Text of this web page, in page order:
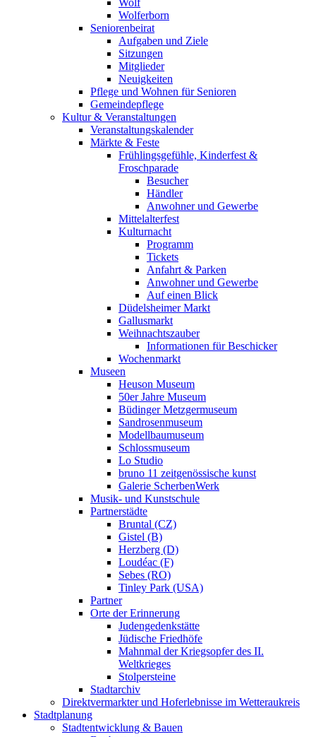
Wolf
Wolferborn
Seniorenbeirat
Aufgaben und Ziele
Sitzungen
Mitglieder
Neuigkeiten
Pflege und Wohnen für Senioren
Gemeindepflege
Kultur & Veranstaltungen
Veranstaltungskalender
Märkte & Feste
Frühlingsgefühle, Kinderfest &
Froschparade
Besucher
Händler
Anwohner und Gewerbe
Mittelalterfest
Kulturnacht
Programm
Tickets
Anfahrt & Parken
Anwohner und Gewerbe
Auf einen Blick
Düdelsheimer Markt
Gallusmarkt
Weihnachtszauber
Informationen für Beschicker
Wochenmarkt
Museen
Heuson Museum
50er Jahre Museum
Büdinger Metzgermuseum
Sandrosenmuseum
Modellbaumuseum
Schlossmuseum
Lo Studio
bruno 11 zeitgenössische kunst
Galerie ScherbenWerk
Musik- und Kunstschule
Partnerstädte
Bruntal (CZ)
Gistel (B)
Herzberg (D)
Loudéac (F)
Sebes (RO)
Tinley Park (USA)
Partner
Orte der Erinnerung
Judengedenkstätte
Jüdische Friedhöfe
Mahnmal der Kriegsopfer des II.
Weltkrieges
Stolpersteine
Stadtarchiv
Direktvermarkter und Hoferlebnisse im Wetteraukreis
Stadtplanung
Stadtentwicklung & Bauen